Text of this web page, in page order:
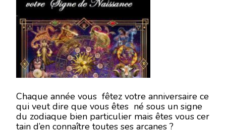
Chaque année vous fêtez votre anniversaire ce
qui veut dire que vous êtes né sous un signe
du zodiaque bien particulier mais êtes vous cer
tain d’en connaître toutes ses arcanes ?